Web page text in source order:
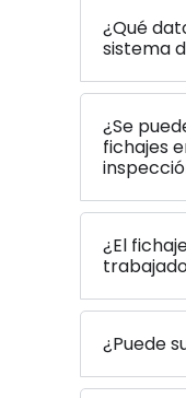
¿Qué
sistema
¿Se
fichajes
¿El
¿Puede